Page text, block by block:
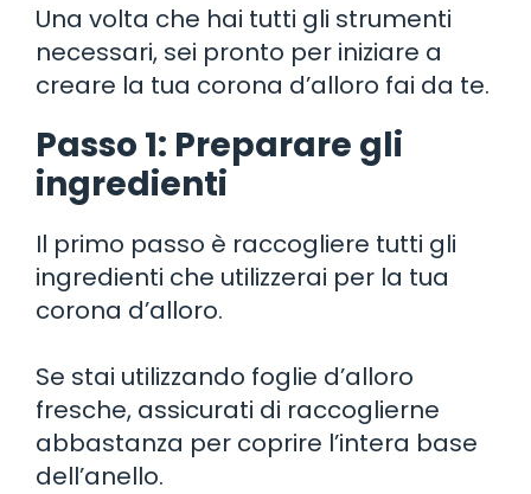
Una volta che hai tutti gli strumenti
necessari, sei pronto per iniziare a
creare la tua corona d’alloro fai da te.
Passo 1: Preparare gli
ingredienti
Il primo passo è raccogliere tutti gli
ingredienti che utilizzerai per la tua
corona d’alloro.
Se stai utilizzando foglie d’alloro
fresche, assicurati di raccoglierne
abbastanza per coprire l’intera base
dell’anello.